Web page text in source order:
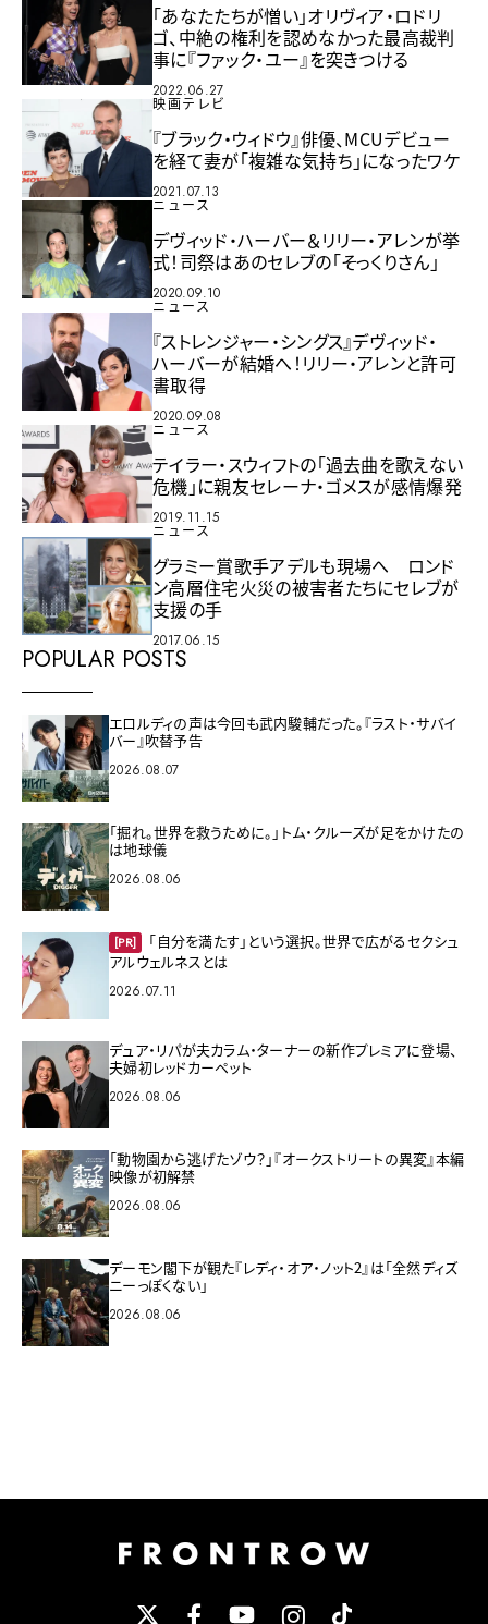
「あなたたちが憎い」オリヴィア・ロドリ
ゴ、中絶の権利を認めなかった最高裁判
事に『ファック・ユー』を突きつける
2022.06.27
映画テレビ
『ブラック・ウィドウ』俳優、MCUデビュー
を経て妻が「複雑な気持ち」になったワケ
2021.07.13
ニュース
デヴィッド・ハーバー＆リリー・アレンが挙
式！司祭はあのセレブの「そっくりさん」
2020.09.10
ニュース
『ストレンジャー・シングス』デヴィッド・
ハーバーが結婚へ！リリー・アレンと許可
書取得
2020.09.08
ニュース
テイラー・スウィフトの「過去曲を歌えない
危機」に親友セレーナ・ゴメスが感情爆発
2019.11.15
ニュース
グラミー賞歌手アデルも現場へ ロンド
ン高層住宅火災の被害者たちにセレブが
支援の手
2017.06.15
POPULAR POSTS
エロルディの声は今回も武内駿輔だった。『ラスト・サバイ
バー』吹替予告
2026.08.07
「掘れ。世界を救うために。」トム・クルーズが足をかけたの
は地球儀
2026.08.06
[PR]
「自分を満たす」という選択。世界で広がるセクシュ
アルウェルネスとは
2026.07.11
デュア・リパが夫カラム・ターナーの新作プレミアに登場、
夫婦初レッドカーペット
2026.08.06
「動物園から逃げたゾウ？」『オークストリートの異変』本編
映像が初解禁
2026.08.06
デーモン閣下が観た『レディ・オア・ノット2』は「全然ディズ
ニーっぽくない」
2026.08.06